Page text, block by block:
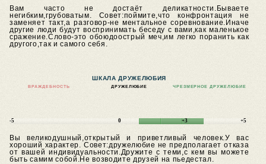
Вам часто не достаёт деликатности.Бываете
негибким,грубоватым. Совет:поймите,что конфронтация не
заменяет такт,а разговор-не ментальное соревнование.Иначе
другие люди будут воспринимать беседу с вами,как маленькое
сражение.Слово-это обоюдоострый меч,им легко поранить как
другого,так и самого себя.
ШКАЛА ДРУЖЕЛЮБИЯ
ВРАЖДЕБНОСТЬ ДРУЖЕЛЮБИЕ ЧРЕЗМЕРНОЕ ДРУЖЕЛЮБИЕ
-5 0 +3 +5
Вы великодушный,открытый и приветливый человек.У вас
хороший характер. Совет:дружелюбие не предполагает отказа
от вашей индивидуальности.Дружите с теми,с кем вы можете
быть самим собой.Не возводите друзей на пьедестал.